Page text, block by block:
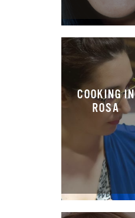
COOKING IN
ROSA